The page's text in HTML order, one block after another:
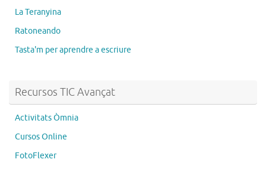
La Teranyina
Ratoneando
Tasta'm per aprendre a escriure
Recursos TIC Avançat
Activitats Òmnia
Cursos Online
FotoFlexer